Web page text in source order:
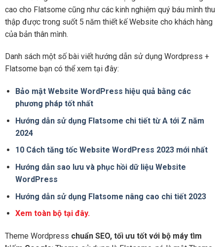
cao cho Flatsome cũng như các kinh nghiệm quý báu mình thu
thập được trong suốt 5 năm thiết kế Website cho khách hàng
của bản thân mình.
Danh sách một số bài viết hướng dẫn sử dụng Wordpress +
Flatsome bạn có thể xem tại đây:
Bảo mật Website WordPress hiệu quả bằng các
phương pháp tốt nhất
Hướng dẫn sử dụng Flatsome chi tiết từ A tới Z năm
2024
10 Cách tăng tốc Website WordPress 2023 mới nhất
Hướng dẫn sao lưu và phục hồi dữ liệu Website
WordPress
Hướng dẫn sử dụng Flatsome nâng cao chi tiết 2023
Xem toàn bộ tại đây.
Theme Wordpress chuẩn SEO, tối ưu tốt với bộ máy tìm